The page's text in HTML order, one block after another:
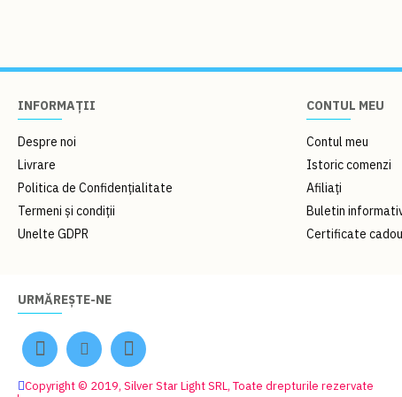
INFORMAȚII
Despre noi
Livrare
Politica de Confidențialitate
Termeni și condiții
Unelte GDPR
CONTUL MEU
Contul meu
Istoric comenzi
Afiliați
Buletin
Certificate cadou
URMĂREȘTE-NE
Copyright © 2019, Silver Star Light SRL, Toate drepturile rezervate